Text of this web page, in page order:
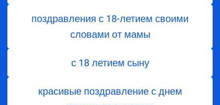
поздравления с 18-летием своими
словами от мамы
с 18 летием сыну
красивые поздравление с днем